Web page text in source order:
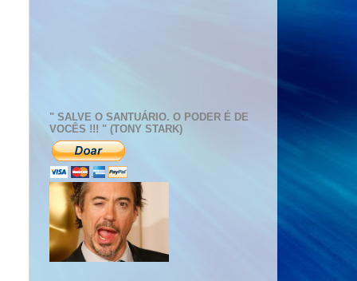
" SALVE O SANTUÁRIO. O PODER É DE
VOCÊS !!! " (TONY STARK)